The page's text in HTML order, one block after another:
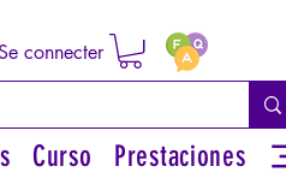
connecter
Curso Prestaciones